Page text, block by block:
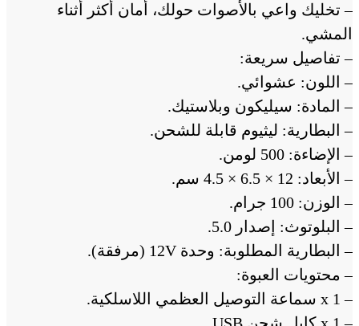
– تخليك واعي بالأصوات حولك، أمان أكثر أثناء
المشي.
– تفاصيل سريعة:
– اللون: عشوائي.
– المادة: سيليكون وبلاستيك.
– البطارية: ليثيوم قابلة للشحن.
– الإضاءة: 500 لومن.
– الأبعاد: 12 × 6.5 × 4.5 سم.
– الوزن: 100 جرام.
– البلوتوث: إصدار 5.0.
– البطارية المطلوبة: وحدة 12V (مرفقة).
– محتويات العبوة:
– 1 x سماعة التوصيل العظمي اللاسلكية.